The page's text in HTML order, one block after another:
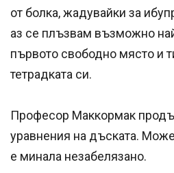
от болка, жадувайки за
аз се плъзвам възможно
първото свободно място и
тетрадката си.
Професор Маккормак
уравнения на дъската.
е минала незабелязано.